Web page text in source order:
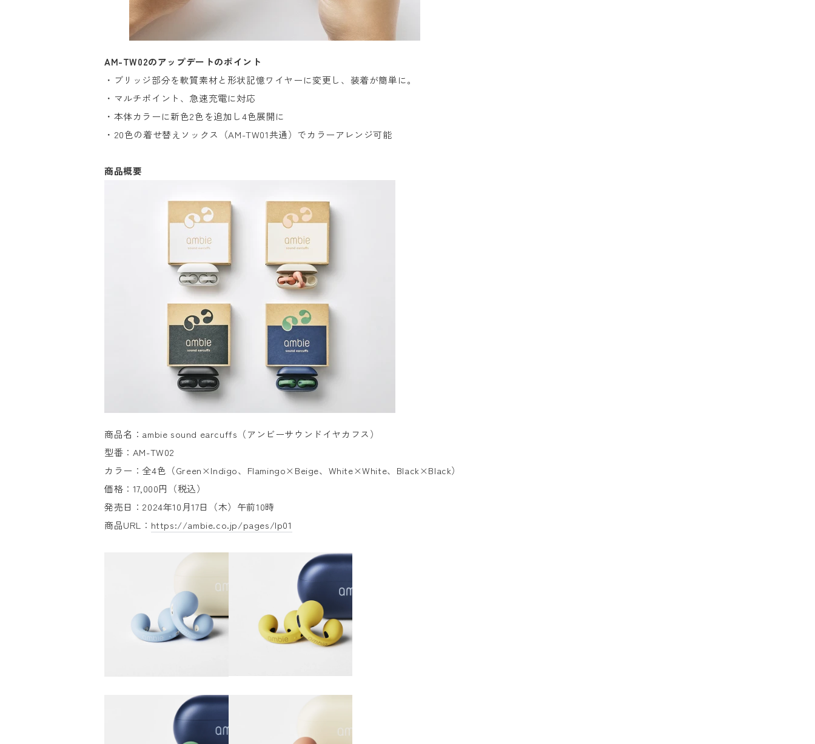
AM-TW02のアップデートのポイント
・ブリッジ部分を軟質素材と形状記憶ワイヤーに変更し、装着が簡単に。
・マルチポイント、急速充電に対応
・本体カラーに新色2色を追加し4色展開に
・20色の着せ替えソックス（AM-TW01共通）でカラーアレンジ可能
商品概要
商品名：ambie sound earcuffs（アンビーサウンドイヤカフス）
型番：AM-TW02
カラー：全4色（Green×Indigo、Flamingo×Beige、White×White、Black×Black）
価格：17,000円（税込）
発売日：2024年10月17日（木）午前10時
商品URL： https://ambie.co.jp/pages/lp01